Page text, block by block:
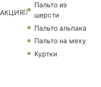
АКЦИЯ
Пальто из
шерсти
Пальто альпака
Пальто на меху
Куртки